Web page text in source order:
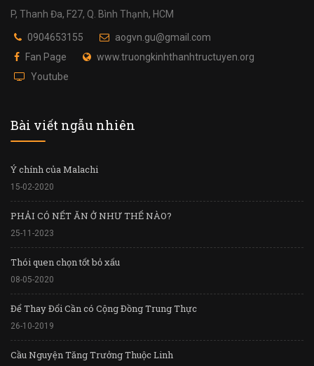
P, Thanh Đa, F27, Q. Bình Thạnh, HCM
0904653155
aogvn.gu@gmail.com
Fan Page
www.truongkinhthanhtructuyen.org
Youtube
Bài viết ngẫu nhiên
Ý chính của Malachi
15-02-2020
PHẢI CÓ NẾT ĂN Ở NHƯ THẾ NÀO?
25-11-2023
Thói quen chọn tốt bỏ xấu
08-05-2020
Để Thay Đổi Cần có Cộng Đồng Trung Thực
26-10-2019
Cầu Nguyện Tăng Trưởng Thuộc Linh